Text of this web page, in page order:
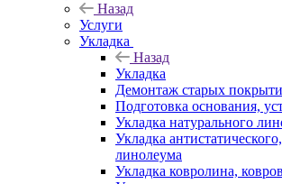
Назад
Услуги
Укладка
Назад
Укладка
Демонтаж старых
Подготовка основания,
Укладка натурального
Укладка
линолеума
Укладка ковролина,